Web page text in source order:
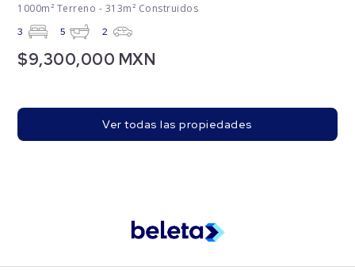
1000m² Terreno - 313m² Construidos
3 5 2
$9,300,000 MXN
Ver todas las propiedades